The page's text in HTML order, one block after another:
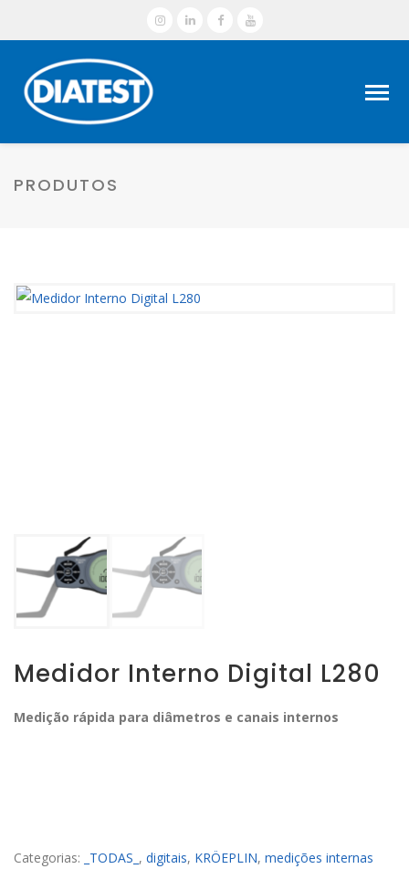
PRODUTOS
Medidor Interno Digital L280
Medição rápida para diâmetros e canais internos
Categorias: _TODAS_ , digitais, KRÖEPLIN, medições internas